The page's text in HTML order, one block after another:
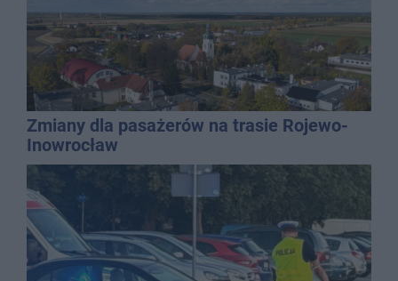
Zmiany dla pasażerów na trasie Rojewo-
Inowrocław